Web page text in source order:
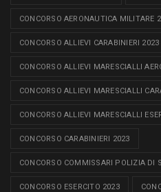
CONCORSO AERONAUTICA MILITARE
CONCORSO ALLIEVI CARABINIERI 2023
CONCORSO ALLIEVI MARESCIALLI
CONCORSO ALLIEVI MARESCIALLI
CONCORSO ALLIEVI MARESCIALLI
CONCORSO CARABINIERI 2023
CONCORSO COMMISSARI POLIZIA DI
CONCORSO ESERCITO 2023